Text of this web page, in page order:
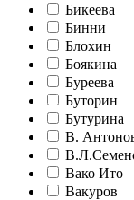
Бикеева
Бинни
Блохин
Боякина
Буреева
Буторин
Бутурина
В.
Вако Ито
Вакуров